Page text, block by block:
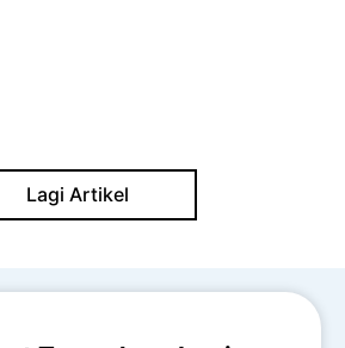
Lagi Artikel